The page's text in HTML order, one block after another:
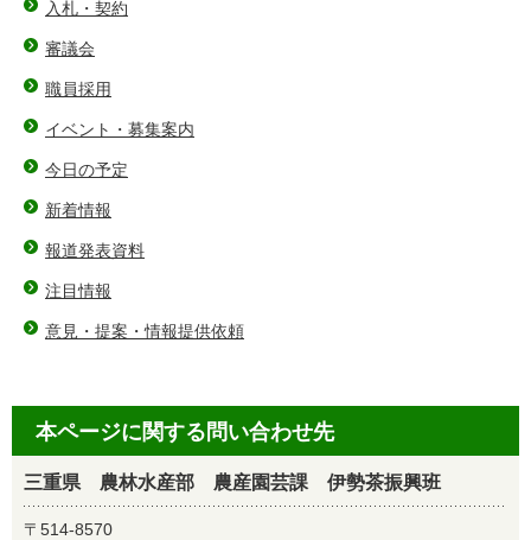
入札・契約
審議会
職員採用
イベント・募集案内
今日の予定
新着情報
報道発表資料
注目情報
意見・提案・情報提供依頼
本ページに関する問い合わせ先
三重県 農林水産部 農産園芸課 伊勢茶振興班
〒514-8570